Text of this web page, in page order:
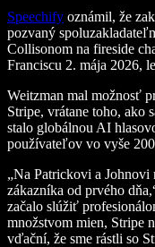
Speechify oznámil, že
pozvaný
Collisonom na fireside
Franciscu 2. mája 2026,
Weitzman mal možnosť
Stripe, vrátane toho, ako
stalo globálnou AI
používateľov vo vyše
„Na Patrickovi a Johnovi
zákazníka od prvého
začalo slúžiť
množstvom mien, Stripe
vďační, že sme rástli so